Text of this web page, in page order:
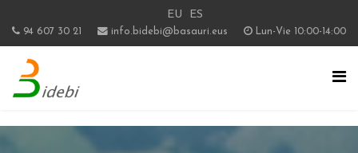
EU ES
94 607 30 21 info.bidebi@basauri.eus Lun-Vie 10:00-14:00